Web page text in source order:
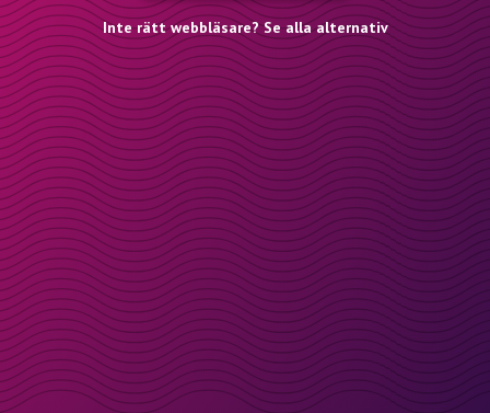
Inte rätt webbläsare? Se alla alternativ